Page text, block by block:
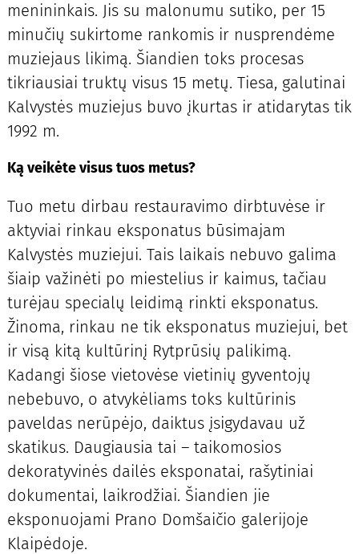
menininkais. Jis su malonumu sutiko, per 15
minučių sukirtome rankomis ir nusprendėme
muziejaus likimą. Šiandien toks procesas
tikriausiai truktų visus 15 metų. Tiesa, galutinai
Kalvystės muziejus buvo įkurtas ir atidarytas tik
1992 m.
Ką veikėte visus tuos metus?
Tuo metu dirbau restauravimo dirbtuvėse ir
aktyviai rinkau eksponatus būsimajam
Kalvystės muziejui. Tais laikais nebuvo galima
šiaip važinėti po miestelius ir kaimus, tačiau
turėjau specialų leidimą rinkti eksponatus.
Žinoma, rinkau ne tik eksponatus muziejui, bet
ir visą kitą kultūrinį Rytprūsių palikimą.
Kadangi šiose vietovėse vietinių gyventojų
nebebuvo, o atvykėliams toks kultūrinis
paveldas nerūpėjo, daiktus įsigydavau už
skatikus. Daugiausia tai – taikomosios
dekoratyvinės dailės eksponatai, rašytiniai
dokumentai, laikrodžiai. Šiandien jie
eksponuojami Prano Domšaičio galerijoje
Klaipėdoje.